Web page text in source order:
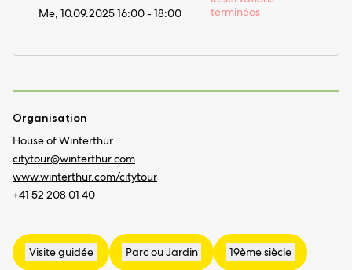
Me, 10.09.2025 16:00 - 18:00
terminées
Organisation
House of Winterthur
citytour@winterthur.com
www.winterthur.com/citytour
+41 52 208 01 40